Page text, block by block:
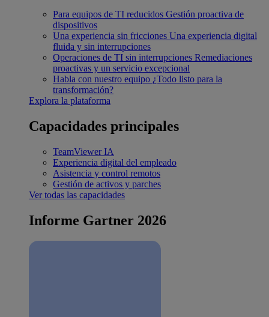
Para equipos de TI reducidos Gestión proactiva de
dispositivos
Una experiencia sin fricciones Una experiencia digital
fluida y sin interrupciones
Operaciones de TI sin interrupciones Remediaciones
proactivas y un servicio excepcional
Habla con nuestro equipo ¿Todo listo para la
transformación?
Explora la plataforma
Capacidades principales
TeamViewer IA
Experiencia digital del empleado
Asistencia y control remotos
Gestión de activos y parches
Ver todas las capacidades
Informe Gartner 2026